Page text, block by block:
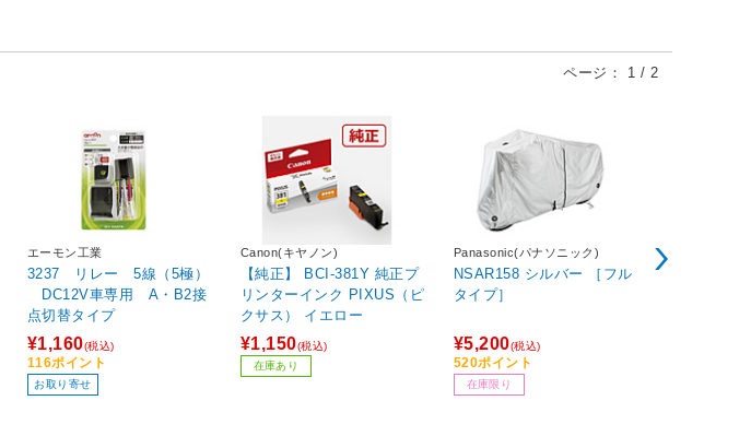
ページ： 1 / 2
エーモン工業
3237 リレー 5線（5極）
DC12V車専用 A・B2接
点切替タイプ
¥1,160(税込)
116ポイント
お取り寄せ
Canon(キヤノン)
【純正】 BCI-381Y 純正プ
リンターインク PIXUS（ピ
クサス） イエロー
¥1,150(税込)
在庫あり
Panasonic(パナソニック)
NSAR158 シルバー ［フル
タイプ］
¥5,200(税込)
520ポイント
在庫限り